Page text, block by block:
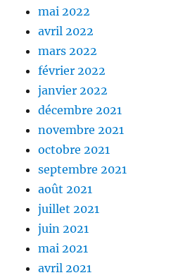
mai 2022
avril 2022
mars 2022
février 2022
janvier 2022
décembre 2021
novembre 2021
octobre 2021
septembre 2021
août 2021
juillet 2021
juin 2021
mai 2021
avril 2021